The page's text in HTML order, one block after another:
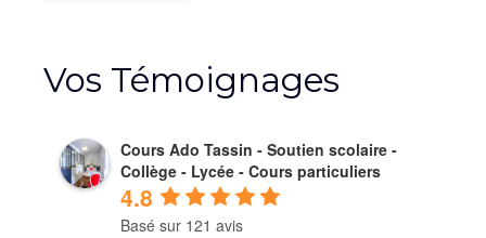
Vos Témoignages
Cours Ado Tassin - Soutien scolaire -
Collège - Lycée - Cours particuliers
4.8
Basé sur 121 avis